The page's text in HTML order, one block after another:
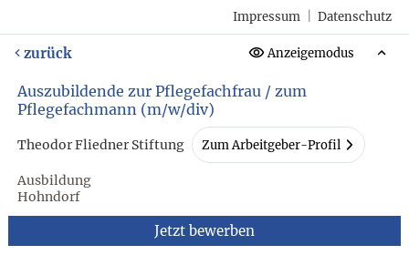
Impressum Datenschutz
zurück Anzeigemodus
Auszubildende zur Pflegefachfrau / zum
Pflegefachmann (m/w/div)
Theodor Fliedner Stiftung Zum Arbeitgeber-Profil
Ausbildung
Hohndorf
Jetzt bewerben